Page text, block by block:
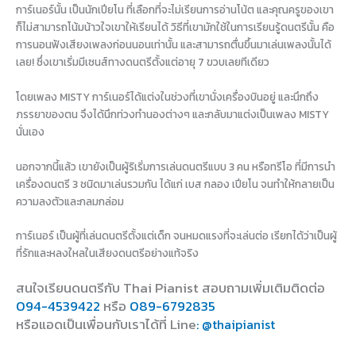
การ์เนอร์นั้น เป็นนักเปียโน ที่เลือกที่จะไม่เรียนการอ่านโน้ต และคุณครูของเขา
ก็ไม่สามารถโน้มน้าวใจเขาให้เรียนได้ วิธีที่เขามักใช้ในการเรียนรู้ดนตรีนั้น คือ
การนอนฟังเสียงเพลงก่อนนอนเท่านั้น และสามารถตื่นขึ้นมาเล่นเพลงนั้นได้
เลย! ซึ่งเขาเริ่มมีเซนส์ทางดนตรีตั้งแต่อายุ 7 ขวบเลยทีเดียว
โดยเพลง MISTY การ์เนอร์ได้แต่งในช่วงที่เขานั่งเครื่องบินอยู่ และนึกถึง
ภรรยาของตน จึงได้นึกท่วงทำนองต่างๆ และกลับมาแต่งเป็นเพลง MISTY
นั่นเอง
นอกจากนี้แล้ว เขายังเป็นผู้ริเริ่มการเล่นดนตรีแบบ 3 คน หรือทรีโอ ที่มีการนำ
เครื่องดนตรี 3 ชนิดมาเล่นรวมกัน ได้แก่ เบส กลอง เปียโน จนทำให้กลายเป็น
ความลงตัวและกลมกล่อม
การ์เนอร์ เป็นผู้ที่เล่นดนตรีตั้งแต่เด็ก จนหมดแรงที่จะเล่นต่อ เรียกได้ว่าเป็นผู้
ที่รักและหลงใหลในเสียงดนตรีอย่างแท้จริง
สนใจเรียนดนตรีกับ Thai Pianist สอบถามเพิ่มเติมติดต่อ
094-4539422 หรือ 089-6792835
หรือแอดเป็นเพื่อนกับเราได้ที่ Line: @thaipianist